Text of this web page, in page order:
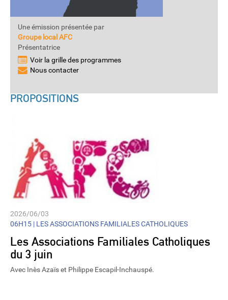
Une émission présentée par
Groupe local AFC
Présentatrice
Voir la grille des programmes
Nous contacter
PROPOSITIONS
2026/06/03
06H15 | LES ASSOCIATIONS FAMILIALES CATHOLIQUES
Les Associations Familiales Catholiques
du 3 juin
Avec Inès Azaïs et Philippe Escapil-Inchauspé.